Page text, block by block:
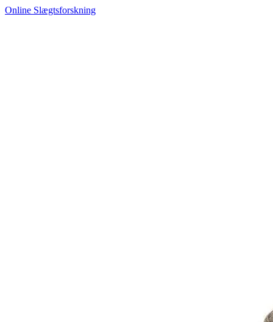
Online Slægtsforskning